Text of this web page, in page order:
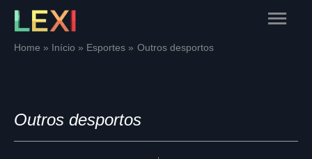
Skip
content
Main
Home Início Esportes Outros desportos
Outros desportos